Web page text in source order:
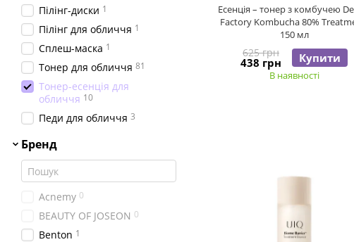
Есенція – тонер з комбучею
Factory Kombucha 80%
150 мл
625 грн
438 грн Купити
В наявності
Пілінг-диски 1
Пілінг для обличчя 1
Сплеш-маска 1
Тонер для обличчя 81
Тонер-есенція для
обличчя 10
Педи для обличчя 3
Бренд
Acnemy 0
BEAUTY OF JOSEON 0
Benton 1